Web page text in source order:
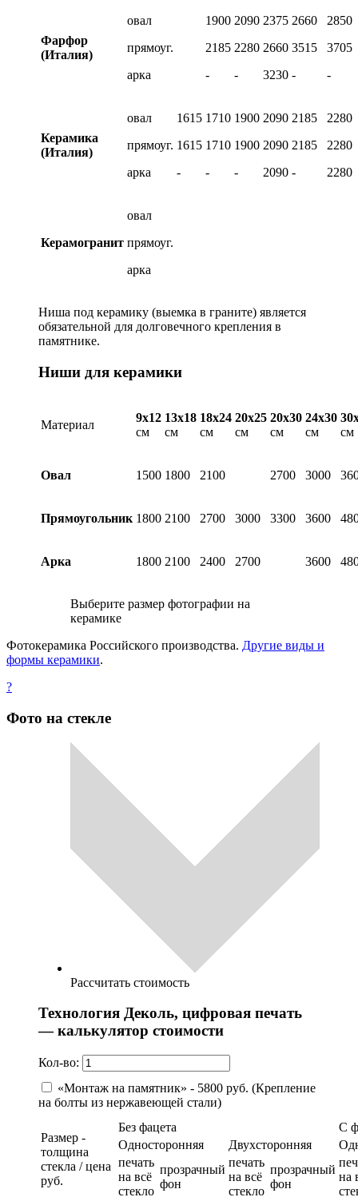
Фарфор
(Италия)
овал
прямоуг.
арка
1900
2185
-
2090
2280
-
2375
2660
3230
2660
3515
-
2850
3705
-
Керамика
(Италия)
овал
прямоуг.
арка
1615
1615
-
1710
1710
-
1900
1900
-
2090
2090
2090
2185
2185
-
2280
2280
2280
Керамогранит
овал
прямоуг.
арка
Ниша под керамику (выемка в граните) является
обязательной для долговечного крепления в
памятнике.
Ниши для керамики
Материал
9х12
см
13х18
см
18х24
см
20х25
см
20х30
см
24х30
см
см
Овал 1500 1800 2100 2700 3000
Прямоугольник 1800 2100 2700 3000 3300 3600
Арка 1800 2100 2400 2700 3600
Выберите размер фотографии на
керамике
Фотокерамика Российского производства. Другие виды и
формы керамики.
?
Фото на стекле
Рассчитать стоимость
Технология Деколь, цифровая печать
— калькулятор стоимости
Кол-во:
«Монтаж на памятник» - 5800 руб. (Крепление
на болты из нержавеющей стали)
Размер -
толщина
стекла / цена
руб.
Без фацета
С
Односторонняя
Двухсторонняя
печать
на всё
стекло
прозрачный
фон
печать
на всё
стекло
прозрачный
фон
на